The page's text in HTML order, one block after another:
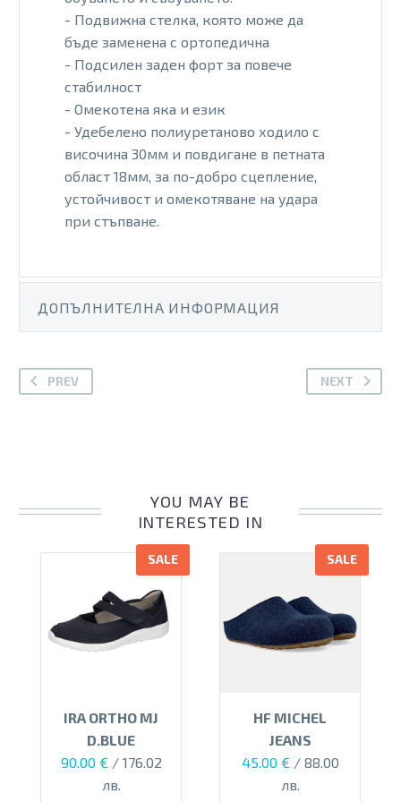
- Подвижна стелка, която може да
бъде заменена с ортопедична
- Подсилен заден форт за повече
стабилност
- Омекотена яка и език
- Удебелено полиуретаново ходило с
височина 30мм и повдигане в петната
област 18мм, за по-добро сцепление,
устойчивост и омекотяване на удара
при стъпване.
ДОПЪЛНИТЕЛНА ИНФОРМАЦИЯ
PREV NEXT
YOU MAY BE
INTERESTED IN
SALE
IRA ORTHO MJ
D.BLUE
Original
90.00 €Текущата
цена
/ 176.02
лв.
SALE
HF MICHEL
JEANS
Original
45.00 €Текущата
цена
/ 88.00
лв.